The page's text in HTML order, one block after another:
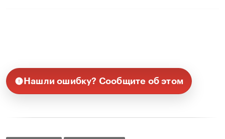
Нашли ошибку? Сообщите об этом